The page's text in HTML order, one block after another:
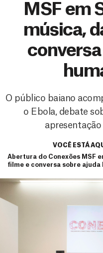
MSF em
música,
O público baiano
o Ebola, debate
VOCÊ ESTÁ
Abertura do Conexões MSF
filme e conversa sobre